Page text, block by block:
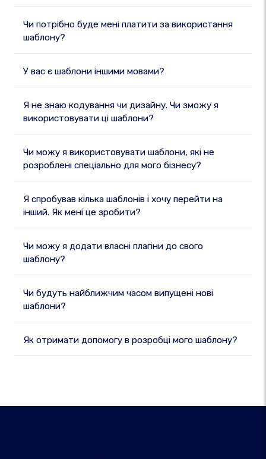
Чи потрібно буде мені платити за використання
шаблону?
У вас є шаблони іншими мовами?
Я не знаю кодування чи дизайну. Чи зможу я
використовувати ці шаблони?
Чи можу я використовувати шаблони, які не
розроблені спеціально для мого бізнесу?
Я спробував кілька шаблонів і хочу перейти на
інший. Як мені це зробити?
Чи можу я додати власні плагіни до свого
шаблону?
Чи будуть найближчим часом випущені нові
шаблони?
Як отримати допомогу в розробці мого шаблону?